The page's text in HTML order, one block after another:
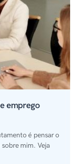
emprego
é pensar o
mim. Veja